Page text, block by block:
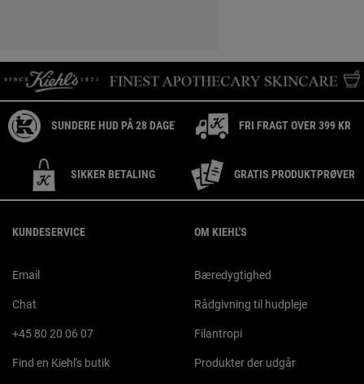
SUNDERE HUD PÅ 28 DAGE FRI FRAGT OVER 399 KR
SIKKER BETALING GRATIS PRODUKTPRØVER
KUNDESERVICE
Email
Chat
+45 80 20 06 07
Find en Kiehl's butik
OM KIEHL'S
Bæredygtighed
Rådgivning til hudpleje
Filantropi
Produkter der udgår